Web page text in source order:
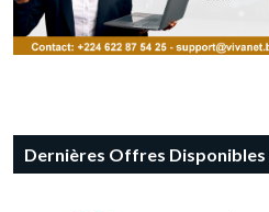
Dernières Offres Disponibles